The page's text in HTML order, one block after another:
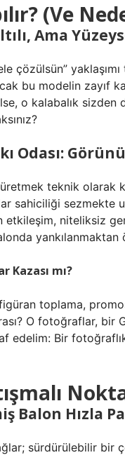
(Ve
Ama
çözülsün”
bu modelin zayıf
o kalabalık sizden
Odası:
teknik olarak
sahiciliği sezmekte
etkileşim, niteliksiz
yankılanmaktan
Kazası mı?
toplama,
O fotoğraflar, bir
edelim: Bir
Balon Hızla
sürdürülebilir bir